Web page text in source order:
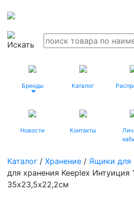
Бренды Каталог
Новости Контакты
Каталог / Хранение / Ящики для
для хранения Keeplex Интуиция
35х23,5х22,2см